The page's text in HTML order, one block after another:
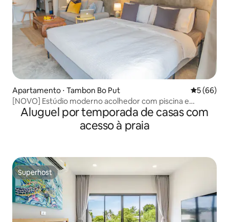
Apartamento ⋅ Tambon Bo Put 5 de uma
5 (66)
[NOVO] Estúdio moderno acolhedor com piscina e
academia
Aluguel por temporada de casas com
acesso à praia
Superhost
Superhost